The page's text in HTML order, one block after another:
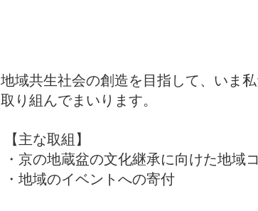
地域共生社会の創造を目指して、いま
取り組んでまいります。
【主な取組】
・京の地蔵盆の文化継承に向けた地域
・地域のイベントへの寄付